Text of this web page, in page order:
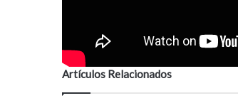
Artículos Relacionados